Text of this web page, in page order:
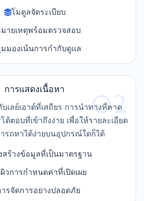
โมดูลจัดระเบียบ
ายเหตุพร้อมตรวจสอบ
มองเน้นการกำกับดูแล
02
การแสดงเนื้อหา
ลย์เอาต์ที่เสถียร การนำทางที่คาด
ตอบที่เข้าถึงง่าย เพื่อให้รายละเอียด
รถหาได้ง่ายบนอุปกรณ์ใดก็ได้
สร้างข้อมูลที่เป็นมาตรฐาน
วการกำหนดค่าที่เปิดเผย
รจัดการอย่างปลอดภัย